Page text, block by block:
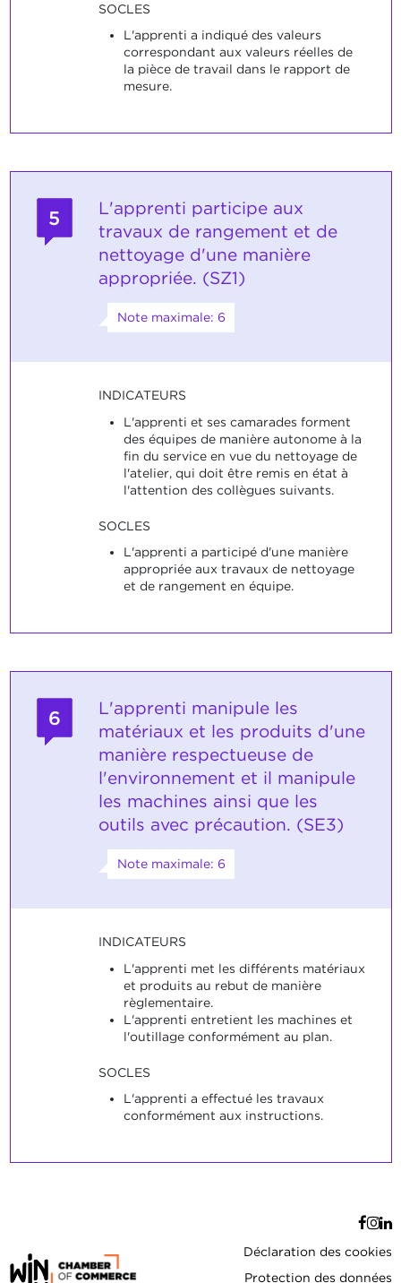
SOCLES
L'apprenti a indiqué des valeurs
correspondant aux valeurs réelles de
la pièce de travail dans le rapport de
mesure.
5
L'apprenti participe aux
travaux de rangement et de
nettoyage d'une manière
appropriée. (SZ1)
Note maximale: 6
INDICATEURS
L'apprenti et ses camarades forment
des équipes de manière autonome à la
fin du service en vue du nettoyage de
l'atelier, qui doit être remis en état à
l'attention des collègues suivants.
SOCLES
L'apprenti a participé d'une manière
appropriée aux travaux de nettoyage
et de rangement en équipe.
6
L'apprenti manipule les
matériaux et les produits d'une
manière respectueuse de
l'environnement et il manipule
les machines ainsi que les
outils avec précaution. (SE3)
Note maximale: 6
INDICATEURS
L'apprenti met les différents matériaux
et produits au rebut de manière
règlementaire.
L'apprenti entretient les machines et
l'outillage conformément au plan.
SOCLES
L'apprenti a effectué les travaux
conformément aux instructions.
Déclaration des cookies
Protection des données